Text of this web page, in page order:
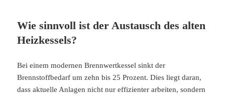
Wie sinnvoll ist der Austausch des alten
Heizkessels?
Bei einem modernen Brennwertkessel sinkt der
Brennstoffbedarf um zehn bis 25 Prozent. Dies liegt daran,
dass aktuelle Anlagen nicht nur effizienter arbeiten, sondern